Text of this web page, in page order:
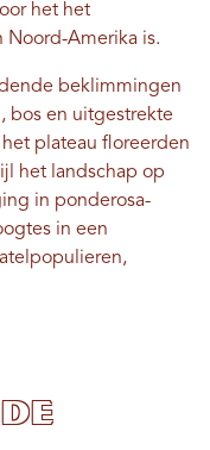
het het
Noord-Amerika is.
beklimmingen
bos en uitgestrekte
plateau floreerden
het landschap op
in ponderosa-
in een